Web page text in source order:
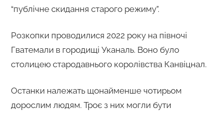
“публічне скидання старого режиму”.
Розкопки проводилися 2022 року на півночі
Гватемали в городищі Уканаль. Воно було
столицею стародавнього королівства Канвіцнал.
Останки належать щонайменше чотирьом
дорослим людям. Троє з них могли бути